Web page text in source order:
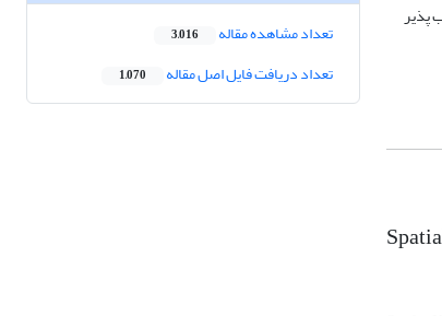
در 30 درصد از جمعیت آسیب پذیر
تعداد مشاهده مقاله 3,016
تعداد دریافت فایل اصل مقاله 1,070